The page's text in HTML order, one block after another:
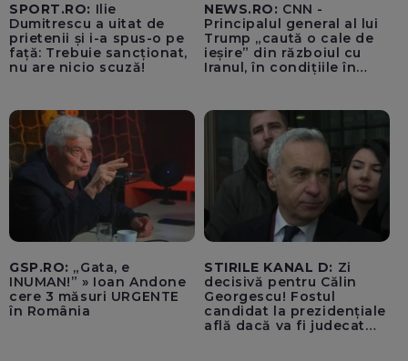
SPORT.RO: Ilie
Dumitrescu a uitat de
prietenii și i-a spus-o pe
față: Trebuie sancționat,
nu are nicio scuză!
NEWS.RO: CNN -
Principalul general al lui
Trump „caută o cale de
ieșire” din războiul cu
Iranul, în condițiile în
GSP.RO: „Gata, e
INUMAN!” » Ioan Andone
cere 3 măsuri URGENTE
în România
STIRILE KANAL D: Zi
decisivă pentru Călin
Georgescu! Fostul
candidat la prezidențiale
află dacă va fi judecat